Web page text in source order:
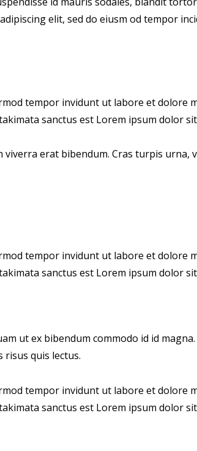
elit, sed do eiusm od tempor
tempor invidunt ut labore et dolore
sanctus est Lorem ipsum dolor
viverra erat bibendum. Cras turpis
tempor invidunt ut labore et dolore
sanctus est Lorem ipsum dolor
ut ex bibendum commodo id id
quis lectus.
tempor invidunt ut labore et dolore
sanctus est Lorem ipsum dolor